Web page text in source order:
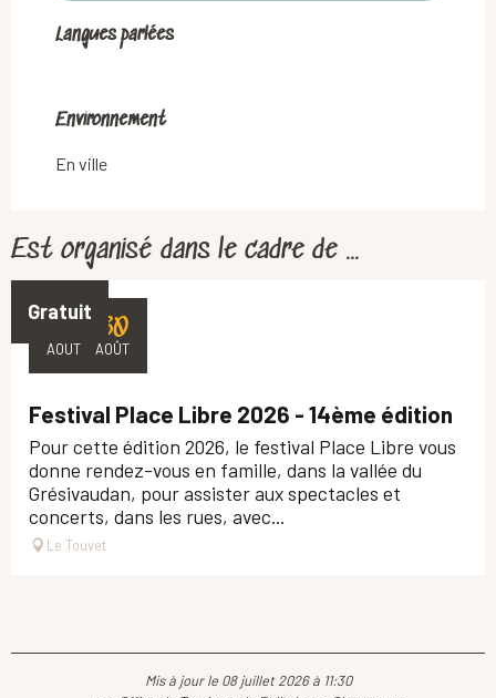
Langues parlées
Langues parlées
Environnement
Environnement
En ville
Est organisé dans le cadre de ...
Gratuit
27
AOÛT
30
AOÛT
Festival Place Libre 2026 - 14ème édition
Pour cette édition 2026, le festival Place Libre vous
donne rendez-vous en famille, dans la vallée du
Grésivaudan, pour assister aux spectacles et
concerts, dans les rues, avec...
Le Touvet
Mis à jour le 08 juillet 2026 à 11:30